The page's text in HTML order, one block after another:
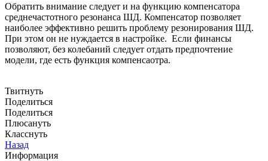
Обратить внимание следует и на функцию компенсатора
среднечастотного резонанса ШД. Компенсатор позволяет
наиболее эффективно решить проблему резонирования ШД.
При этом он не нуждается в настройке. Если финансы
позволяют, без колебаний следует отдать предпочтение
модели, где есть функция компенсаотра.
Твитнуть
Поделиться
Поделиться
Плюсануть
Класснуть
Назад
Информация